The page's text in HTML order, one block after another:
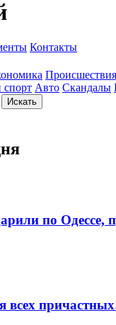
Контакты
Происшествия
спорт Авто Скандалы
по Одессе,
всех